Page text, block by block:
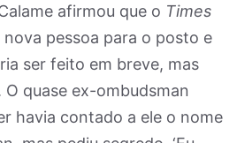
afirmou que o Times
pessoa para o posto e
ser feito em breve, mas
quase ex-ombudsman
havia contado a ele o nome